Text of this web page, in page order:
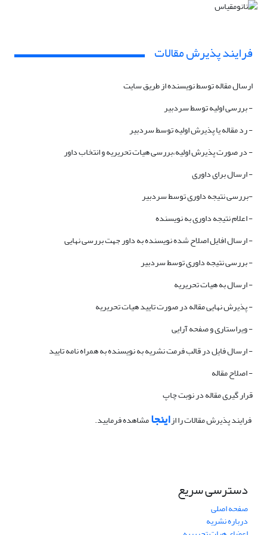
فرایند پذیرش مقالات
ارسال مقاله توسط نویسنده از طریق سایت
- بررسی اولیه توسط سردبیر
- رد مقاله یا پذیرش اولیه توسط سردبیر
- در صورت پذیرش اولیه،بررسی هیات تحریریه و انتخاب داور
- ارسال برای داوری
-بررسی نتیجه داوری توسط سردبیر
- اعلام نتیجه داوری به نویسنده
- ارسال افایل اصلاح شده نویسنده به داور جهت بررسی نهایی
- بررسی نتیجه داوری توسط سردبیر
- ارسال به هیات تحریریه
- پذیرش نهایی مقاله در صورت تایید هیات تحریریه
- ویراستاری و صفحه آرایی
- ارسال فایل در قالب فرمت نشریه به نویسنده به همراه نامه تایید
- اصلاح مقاله
قرار گیری مقاله در نوبت چاپ
فرایند پذیرش مقالات را ازاینجامشاهده فرمایید.
دسترسی سریع
صفحه اصلی
درباره نشریه